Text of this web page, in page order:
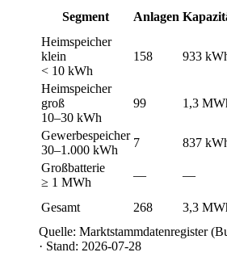
Segment
Anlagen
Heimspeicher
klein
< 10 kWh
158 933
Heimspeicher
groß
10–30 kWh
99 1,3
Gewerbespeicher
30–1.000 kWh
7 837
Großbatterie
≥ 1 MWh
— —
Gesamt
268 3,3
Quelle: Marktstammdatenregister
· Stand: 2026-07-28